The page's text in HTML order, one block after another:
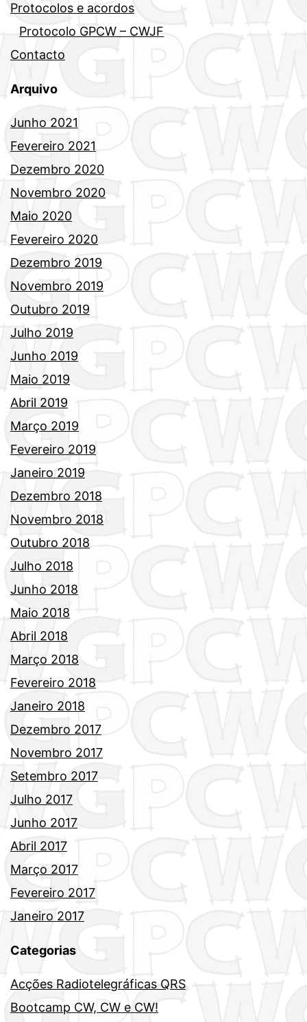
Protocolos e acordos
Protocolo GPCW – CWJF
Contacto
Arquivo
Junho 2021
Fevereiro 2021
Dezembro 2020
Novembro 2020
Maio 2020
Fevereiro 2020
Dezembro 2019
Novembro 2019
Outubro 2019
Julho 2019
Junho 2019
Maio 2019
Abril 2019
Março 2019
Fevereiro 2019
Janeiro 2019
Dezembro 2018
Novembro 2018
Outubro 2018
Julho 2018
Junho 2018
Maio 2018
Abril 2018
Março 2018
Fevereiro 2018
Janeiro 2018
Dezembro 2017
Novembro 2017
Setembro 2017
Julho 2017
Junho 2017
Abril 2017
Março 2017
Fevereiro 2017
Janeiro 2017
Categorias
Acções Radiotelegráficas QRS
Bootcamp CW, CW e CW!